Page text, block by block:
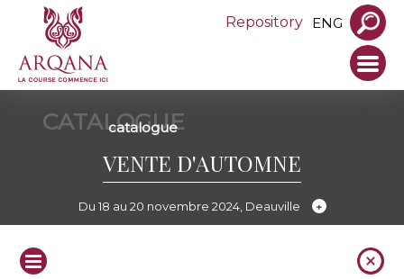
Repository ENG
CATALOGUE
catalogue
VENTE D'AUTOMNE
Du 18 au 20 novembre 2024, Deauville